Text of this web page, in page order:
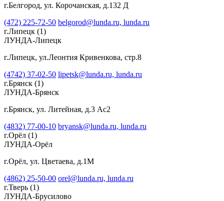
г.Белгород, ул. Корочанская, д.132 Д
(472) 225-72-50 belgorod@lunda.ru, lunda.ru
г.Липецк (1)
ЛУНДА-Липецк
г.Липецк, ул.Леонтия Кривенкова, стр.8
(4742) 37-02-50 lipetsk@lunda.ru, lunda.ru
г.Брянск (1)
ЛУНДА-Брянск
г.Брянск, ул. Литейная, д.3 Ас2
(4832) 77-00-10 bryansk@lunda.ru, lunda.ru
г.Орёл (1)
ЛУНДА-Орёл
г.Орёл, ул. Цветаева, д.1М
(4862) 25-50-00 orel@lunda.ru, lunda.ru
г.Тверь (1)
ЛУНДА-Брусилово